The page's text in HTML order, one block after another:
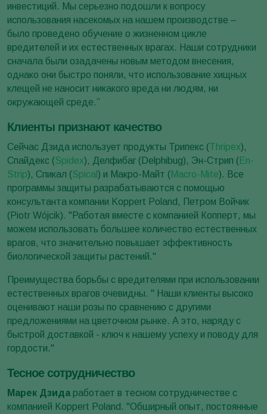
инвестиций. Мы серьезно подошли к вопросу
использования насекомых на нашем производстве –
было проведено обучение о жизненном цикле
вредителей и их естественных врагах. Наши сотрудники
сначала были озадачены новым методом внесения,
однако они быстро поняли, что использование хищных
клещей не наносит никакого вреда ни людям, ни
окружающей среде.”
Клиенты признают качество
Сейчас Дзида использует продукты Трипекс (Thripex),
Спайдекс (Spidex), Делфибаг (Delphibug), Эн-Стрип (En-
Strip), Спикал (Spical) и Макро-Майт (Macro-Mite). Все
программы защиты разрабатываются с помощью
консультанта компании Koppert Poland, Петром Войчик
(Piotr Wójcik). "Работая вместе с компанией Копперт, мы
можем использовать большее количество естественных
врагов, что значительно повышает эффективность
биологической защиты растений."
Преимущества борьбы с вредителями при использовании
естественных врагов очевидны. " Наши клиенты высоко
оценивают наши розы по сравнению с другими
предложениями на цветочном рынке. А это, наряду с
быстрой доставкой - ключ к нашему успеху и поводу для
гордости."
Тесное сотрудничество
Марек Дзида работает в тесном сотрудничестве с
компанией Koppert Poland. "Обширный опыт, постоянные